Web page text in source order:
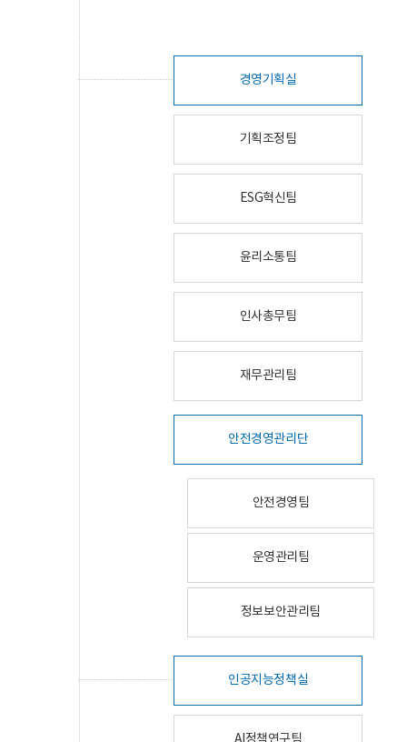
경영기획실
기획조정팀
ESG혁신팀
윤리소통팀
인사총무팀
재무관리팀
안전경영관리단
안전경영팀
운영관리팀
정보보안관리팀
인공지능정책실